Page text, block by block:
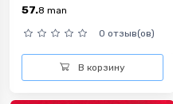
57.8 man
0 отзыв(ов)
В корзину